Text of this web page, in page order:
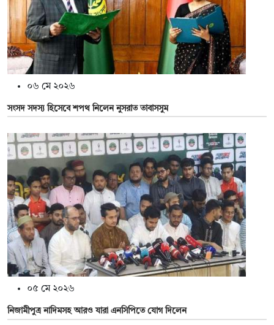
০৬ মে ২০২৬
সংসদ সদস্য হিসেবে শপথ নিলেন নুসরাত তাবাসসুম
০৫ মে ২০২৬
নিজামীপুত্র নাদিমসহ আরও যারা এনসিপিতে যোগ দিলেন